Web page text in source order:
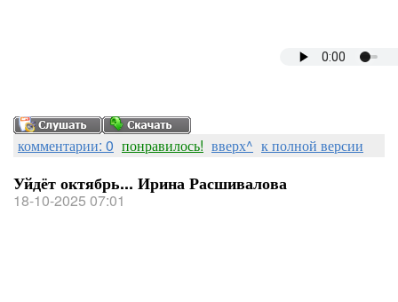
комментарии: 0 понравилось! вверх^ к полной версии
Уйдёт октябрь... Ирина Расшивалова
18-10-2025 07:01